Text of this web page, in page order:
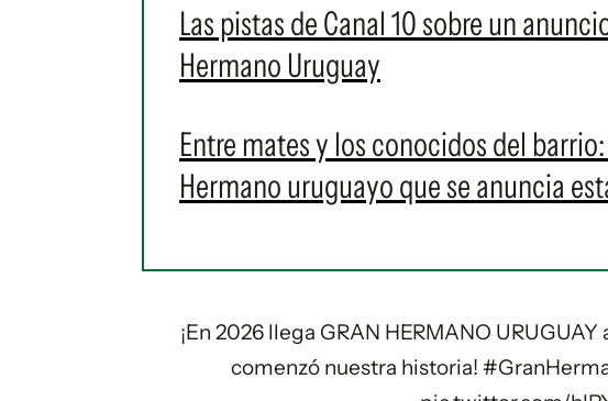
Las pistas de Canal 10 sobre un
Hermano Uruguay
Entre mates y los conocidos del
Hermano uruguayo que se anuncia
¡En 2026 llega GRAN HERMANO
comenzó nuestra historia!